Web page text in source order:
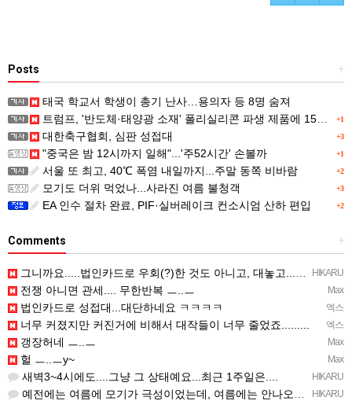
+
Posts
태국 학교서 학생이 총기 난사…용의자 등 8명 숨져
+1
트럼프, '반도체·태양광 소재' 폴리실리콘 파생 제품에 15% 관세...한국 기업도 영향
+3
대한축구협회, 심판 성접대
+1
"중국은 밤 12시까지 일해"...'주52시간' 손볼까
+2
서울 또 최고, 40℃ 폭염 내일까지...주말 동쪽 비바람
+3
모기도 더위 먹었나...사라진 여름 불청객
+2
EA 인수 절차 완료, PIF·실버레이크 컨소시엄 산하 편입
+
Comments
HIKARU
그니까요.....법인카드로 우회(?)한 것도 아니고, 대놓고...ㅋ ㅋ)
Max
전쟁 아니면 관세.... 무한반복 ㅡ..ㅡ
엑스
법인카드로 성접대...대단하네요 ㅋㅋㅋㅋ
엑스
너무 커졌지만 커진거에 비해서 대작들이 너무 줄었죠.........
Max
갱장허네 ㅡ..ㅡ
Max
헐 ㅡ..ㅡy~
HIKARU
새벽3~4시에도....그냥 그 상태예요...최근 1주일은....
HIKARU
예전에는 여름에 모기가 극성이었는데, 여름에는 안나오는 것 같은.....ㅎ ㅎ)